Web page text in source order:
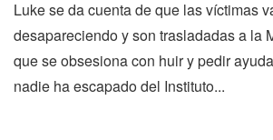
Luke se da cuenta de que las víctimas
desapareciendo y son trasladadas a la
que se obsesiona con huir y pedir
nadie ha escapado del Instituto...